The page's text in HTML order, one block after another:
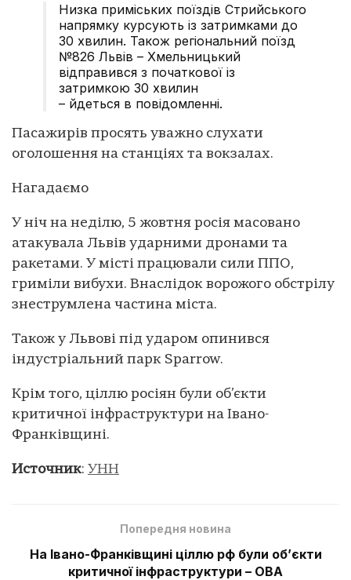
Низка приміських поїздів Стрийського
напрямку курсують із затримками до
30 хвилин. Також регіональний поїзд
№826 Львів – Хмельницький
відправився з початкової із
затримкою 30 хвилин
– йдеться в повідомленні.
Пасажирів просять уважно слухати
оголошення на станціях та вокзалах.
Нагадаємо
У ніч на неділю, 5 жовтня росія масовано
атакувала Львів ударними дронами та
ракетами. У місті працювали сили ППО,
гриміли вибухи. Внаслідок ворожого обстрілу
знеструмлена частина міста.
Також у Львові під ударом опинився
індустріальний парк Sparrow.
Крім того, ціллю росіян були об’єкти
критичної інфраструктури на Івано-
Франківщині.
Источник: УНН
Попередня новина
На Івано-Франківщині ціллю рф були об’єкти
критичної інфраструктури – ОВА